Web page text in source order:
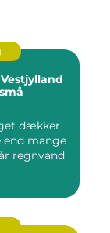
dækker
mange
regnvand